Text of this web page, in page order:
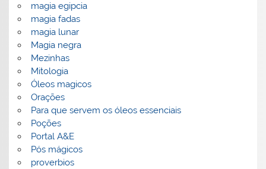
magia egipcia
magia fadas
magia lunar
Magia negra
Mezinhas
Mitologia
Óleos magicos
Orações
Para que servem os óleos essenciais
Poções
Portal A&E
Pós mágicos
proverbios